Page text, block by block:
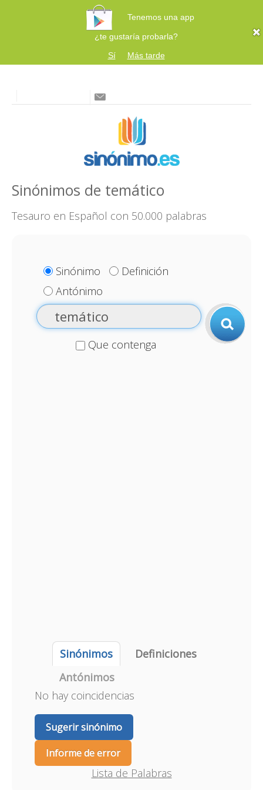
Tenemos una app
¿te gustaría probarla?
Sí
Más tarde
Sinónimos de temático
Tesauro en Español con 50.000 palabras
Sinónimo
Definición
Antónimo
Que contenga
Sinónimos
Definiciones
Antónimos
No hay coincidencias
Sugerir sinónimo
Informe de error
Lista de Palabras